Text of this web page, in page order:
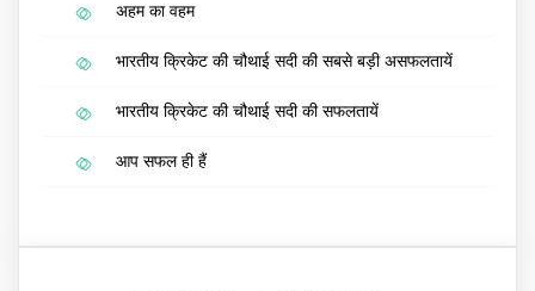
अहम का वहम
भारतीय क्रिकेट की चौथाई सदी की सबसे बड़ी असफलतायें
भारतीय क्रिकेट की चौथाई सदी की सफलतायें
आप सफल ही हैं